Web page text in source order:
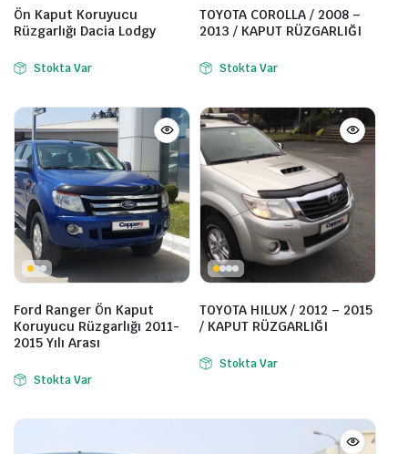
Ön Kaput Koruyucu
Rüzgarlığı Dacia Lodgy
Stokta Var
TOYOTA COROLLA / 2008 –
2013 / KAPUT RÜZGARLIĞI
Stokta Var
Ford Ranger Ön Kaput
Koruyucu Rüzgarlığı 2011-
2015 Yılı Arası
Stokta Var
TOYOTA HILUX / 2012 – 2015
/ KAPUT RÜZGARLIĞI
Stokta Var